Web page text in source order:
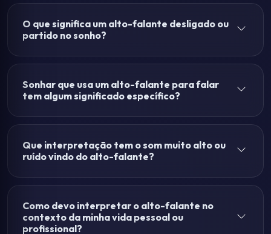
O que significa um alto-falante desligado ou
partido no sonho?
Sonhar que usa um alto-falante para falar
tem algum significado específico?
Que interpretação tem o som muito alto ou
ruído vindo do alto-falante?
Como devo interpretar o alto-falante no
contexto da minha vida pessoal ou
profissional?